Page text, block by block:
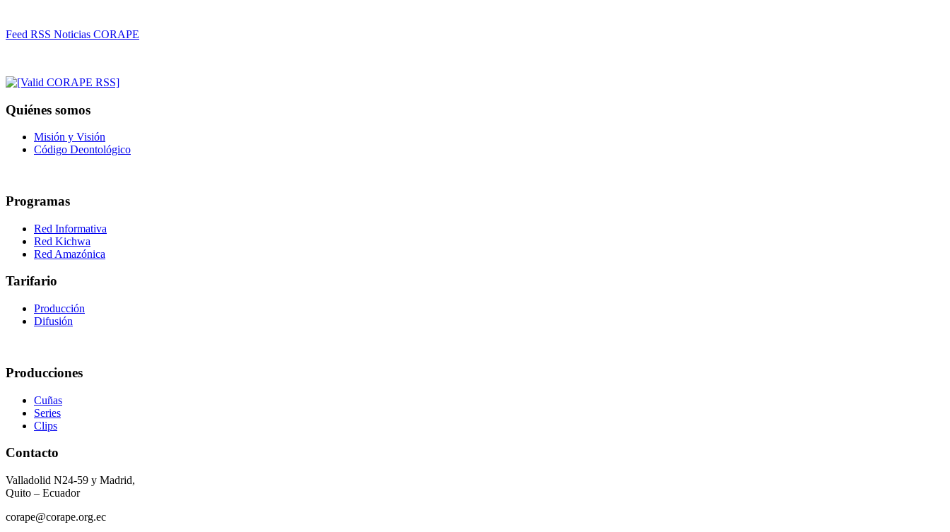
Feed RSS Noticias CORAPE
Quiénes somos
Misión y Visión
Código Deontológico
Programas
Red Informativa
Red Kichwa
Red Amazónica
Tarifario
Producción
Difusión
Producciones
Cuñas
Series
Clips
Contacto
Valladolid N24-59 y Madrid,
Quito – Ecuador
corape@corape.org.ec